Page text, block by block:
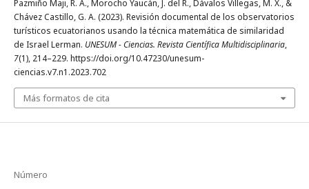
Pazmiño Maji, R. A., Morocho Yaucán, J. del R., Dávalos Villegas, M. X., &
Chávez Castillo, G. A. (2023). Revisión documental de los observatorios
turísticos ecuatorianos usando la técnica matemática de similaridad
de Israel Lerman. UNESUM - Ciencias. Revista Científica Multidisciplinaria,
7(1), 214–229. https://doi.org/10.47230/unesum-
ciencias.v7.n1.2023.702
Más formatos de cita
Número